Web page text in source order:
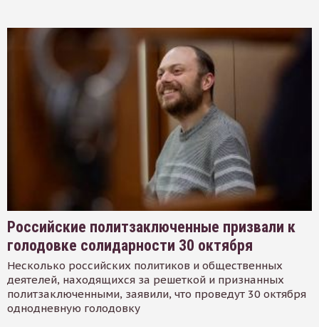
Российские политзаключенные призвали к
голодовке солидарности 30 октября
Несколько российских политиков и общественных
деятелей, находящихся за решеткой и признанных
политзаключенными, заявили, что проведут 30 октября
однодневную голодовку